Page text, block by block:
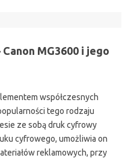
MG3600 i jego
współczesnych
tego rodzaju
ze sobą druk cyfrowy
cyfrowego, umożliwia on
reklamowych, przy